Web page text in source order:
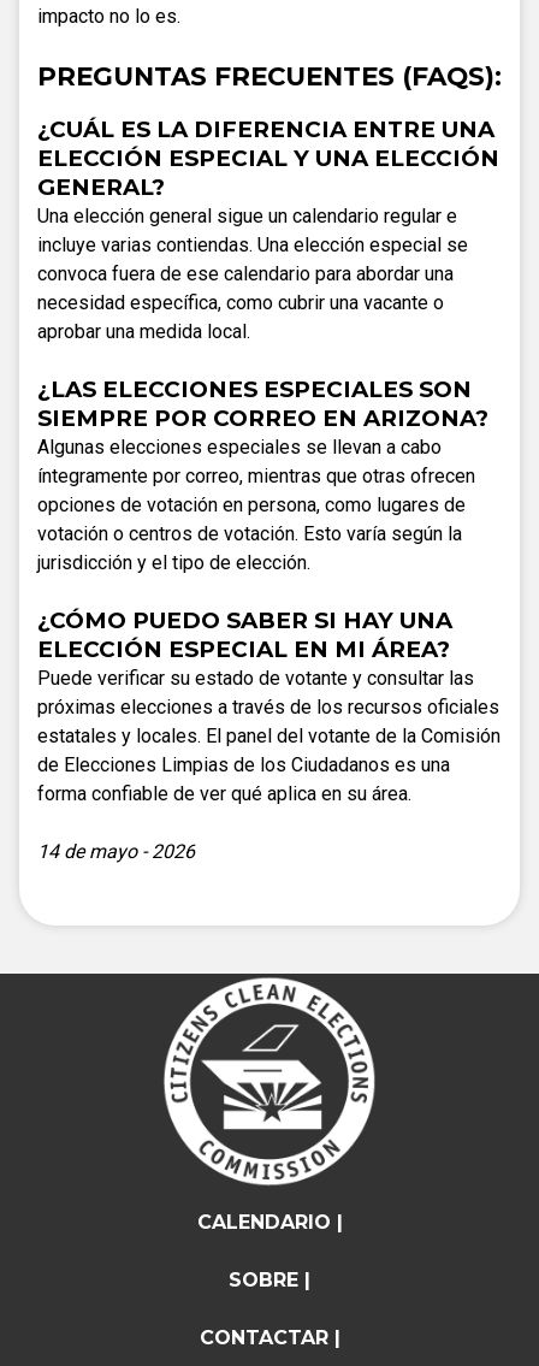
impacto no lo es.
PREGUNTAS FRECUENTES (FAQS):
¿CUÁL ES LA DIFERENCIA ENTRE UNA
ELECCIÓN ESPECIAL Y UNA ELECCIÓN
GENERAL?
Una elección general sigue un calendario regular e
incluye varias contiendas. Una elección especial se
convoca fuera de ese calendario para abordar una
necesidad específica, como cubrir una vacante o
aprobar una medida local.
¿LAS ELECCIONES ESPECIALES SON
SIEMPRE POR CORREO EN ARIZONA?
Algunas elecciones especiales se llevan a cabo
íntegramente por correo, mientras que otras ofrecen
opciones de votación en persona, como lugares de
votación o centros de votación. Esto varía según la
jurisdicción y el tipo de elección.
¿CÓMO PUEDO SABER SI HAY UNA
ELECCIÓN ESPECIAL EN MI ÁREA?
Puede verificar su estado de votante y consultar las
próximas elecciones a través de los recursos oficiales
estatales y locales. El panel del votante de la Comisión
de Elecciones Limpias de los Ciudadanos es una
forma confiable de ver qué aplica en su área.
14 de mayo - 2026
CALENDARIO |
SOBRE |
CONTACTAR |